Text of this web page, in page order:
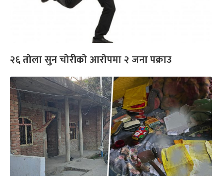
२६ तोला सुन चोरीको आरोपमा २ जना पक्राउ